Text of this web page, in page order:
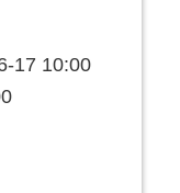
17 10:00